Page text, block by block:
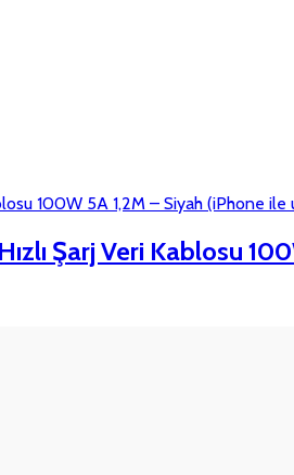
Şarj Veri Kablosu